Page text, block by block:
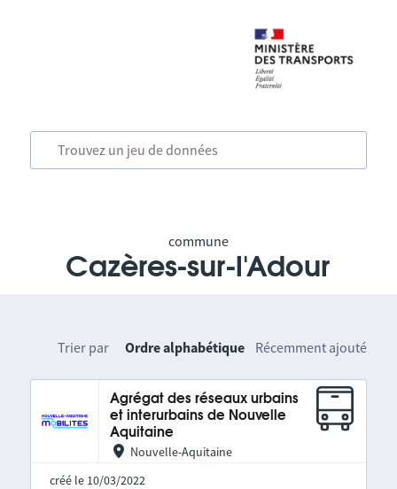
commune
Cazères-sur-l'Adour
Trier par Ordre alphabétique Récemment ajouté
Agrégat des réseaux urbains
et interurbains de Nouvelle
Aquitaine
Nouvelle-Aquitaine
créé le 10/03/2022